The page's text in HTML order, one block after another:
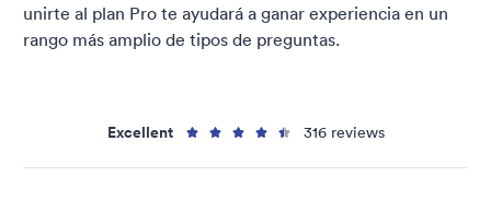
unirte al plan Pro te ayudará a ganar experiencia en un
rango más amplio de tipos de preguntas.
Excellent 316 reviews